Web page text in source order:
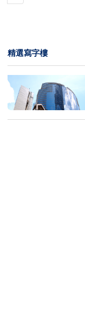
精選寫字樓